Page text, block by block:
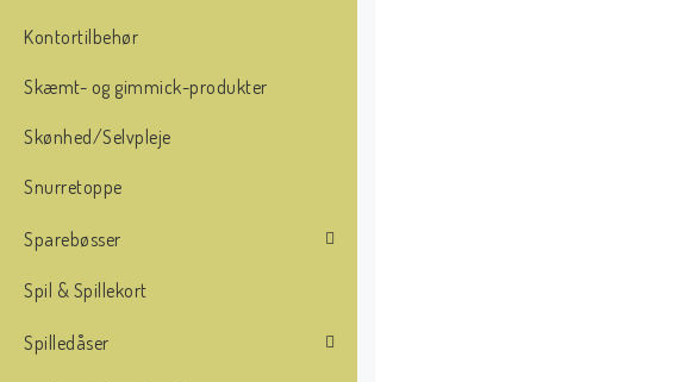
Kontortilbehør
Skæmt- og gimmick-produkter
Skønhed/Selvpleje
Snurretoppe
Sparebøsser
Spil & Spillekort
Spilledåser